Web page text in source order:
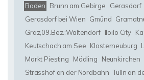
Baden Brunn am Gebirge
Gerasdorf
Gerasdorf bei Wien Gmünd
Graz,09.Bez.:Waltendorf Iloilo City
Keutschach am See Klosterneuburg
Markt Piesting
Mödling Neunkirchen
Strasshof an der Nordbahn Tulln an